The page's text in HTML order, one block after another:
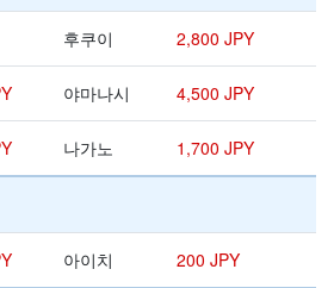
후쿠이 2,800 JPY
야마나시 4,500 JPY
나가노 1,700 JPY
아이치 200 JPY